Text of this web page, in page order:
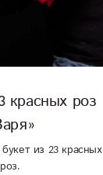
красных роз
из 23 красных
роз.